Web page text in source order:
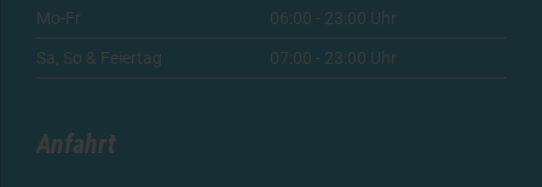
Mo-Fr 06:00 - 23:00 Uhr
Sa, So & Feiertag 07:00 - 23:00 Uhr
Anfahrt